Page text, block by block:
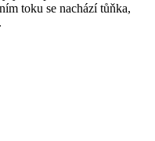
toku se nachází tůňka,